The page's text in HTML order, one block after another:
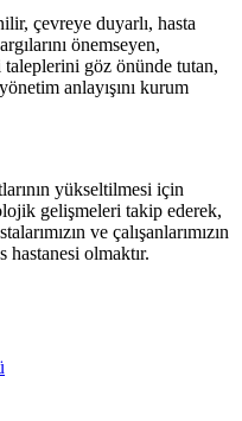
çevreye duyarlı, hasta
önemseyen,
göz önünde tutan,
anlayışını kurum
yükseltilmesi için
gelişmeleri takip ederek,
ve çalışanlarımızın
olmaktır.